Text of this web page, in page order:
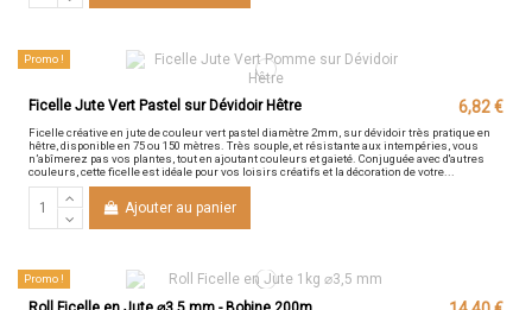
Promo !
Ficelle Jute Vert Pastel sur Dévidoir Hêtre 6,82 €
Ficelle créative en jute de couleur vert pastel diamètre 2mm, sur dévidoir très pratique en
hêtre, disponible en 75 ou 150 mètres. Très souple, et résistante aux intempéries, vous
n’abîmerez pas vos plantes, tout en ajoutant couleurs et gaieté. Conjuguée avec d'autres
couleurs, cette ficelle est idéale pour vos loisirs créatifs et la décoration de votre...
Ajouter au panier
Promo !